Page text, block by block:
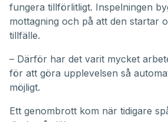
fungera tillförlitligt. Inspelningen
mottagning och på att den startar
tillfälle.
– Därför har det varit mycket
för att göra upplevelsen så
möjligt.
Ett genombrott kom när tidigare